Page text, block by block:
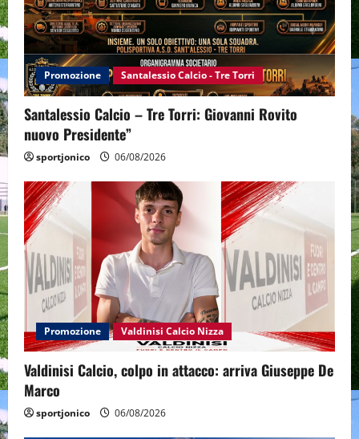
Promozione Santalessio Calcio - Tre Torri
Santalessio Calcio – Tre Torri: Giovanni Rovito
nuovo Presidente”
sportjonico 06/08/2026
Promozione Valdinisi Calcio Nizza
Valdinisi Calcio, colpo in attacco: arriva Giuseppe De
Marco
sportjonico 06/08/2026